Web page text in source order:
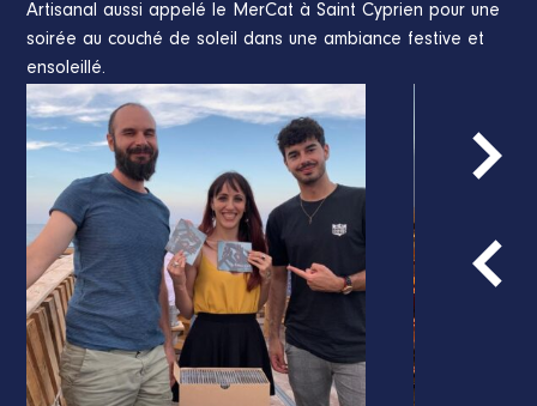
Artisanal aussi appelé le MerCat à Saint Cyprien pour une
soirée au couché de soleil dans une ambiance festive et
ensoleillé.